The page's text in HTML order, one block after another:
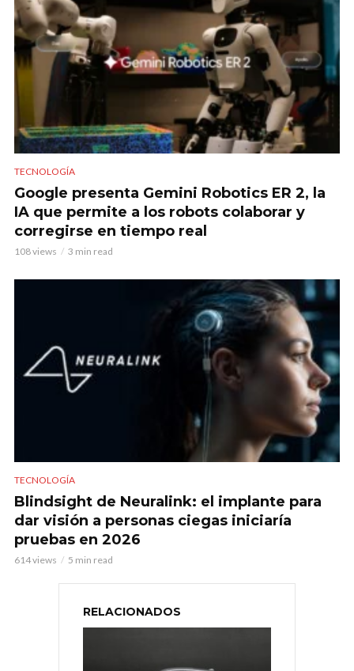
TECNOLOGÍA
Google presenta Gemini Robotics ER 2, la
IA que permite a los robots colaborar y
corregirse en tiempo real
108 views 3 min read
TECNOLOGÍA
Blindsight de Neuralink: el implante para
dar visión a personas ciegas iniciaría
pruebas en 2026
614 views 5 min read
RELACIONADOS